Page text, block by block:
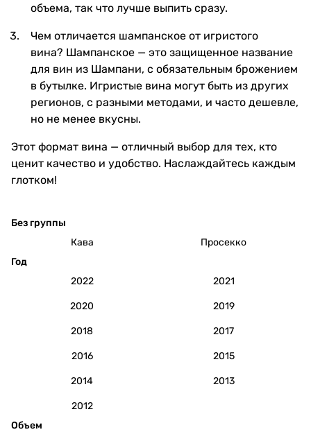
объема, так что лучше выпить сразу.
Чем отличается шампанское от игристого
вина? Шампанское — это защищенное название
для вин из Шампани, с обязательным брожением
в бутылке. Игристые вина могут быть из других
регионов, с разными методами, и часто дешевле,
но не менее вкусны.
Этот формат вина — отличный выбор для тех, кто
ценит качество и удобство. Наслаждайтесь каждым
глотком!
Без группы
Кава
Просекко
Год
2022
2021
2020 2019
2018 2017
2016 2015
2014 2013
2012
Объем